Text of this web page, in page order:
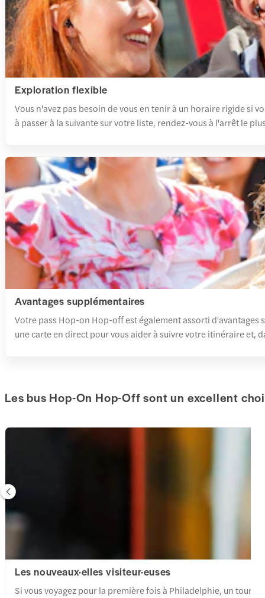
Exploration flexible
Vous n'avez pas besoin de vous en tenir à un horaire rigide si
à passer à la suivante sur votre liste, rendez-vous à l'arrêt le
Avantages supplémentaires
Votre pass Hop-on Hop-off est également assorti d'avantages
une carte en direct pour vous aider à suivre votre itinéraire et,
Les bus Hop-On Hop-Off sont un excellent
Les nouveaux·elles visiteur·euses
Si vous voyagez pour la première fois à Philadelphie, un tour